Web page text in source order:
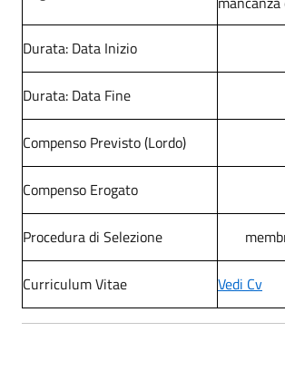
Durata: Data Inizio
Durata: Data Fine
Compenso Previsto (Lordo)
Compenso Erogato
Procedura di Selezione
Curriculum Vitae Vedi Cv